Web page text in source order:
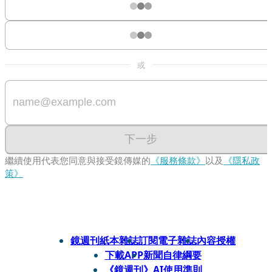
或
下一步
繼續使用代表您同意與接受鏡傳媒的 《服務條款》 以及 《隱私政
策》
鏡週刊紙本雜誌訂閱電子雜誌內容授權
下載APP新聞自律綱要